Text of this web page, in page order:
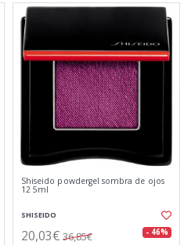
Shiseido powdergel sombra de ojos
12 5ml
SHISEIDO
20,03€ 36,85€ - 46%